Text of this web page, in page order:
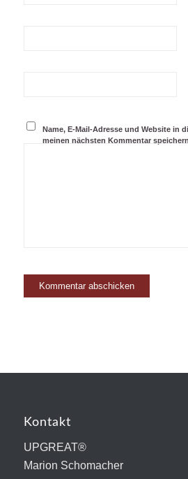
Name, E-Mail-Adresse und Website in
meinen nächsten Kommentar
Kontakt
UPGREAT®
Marion Schomacher